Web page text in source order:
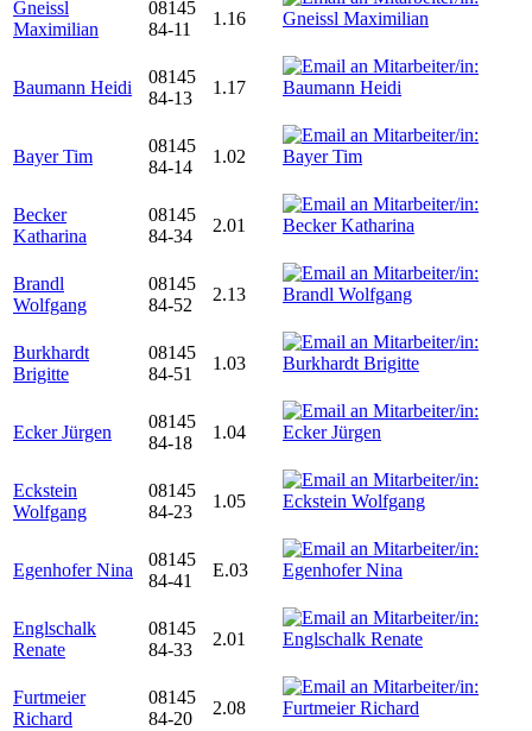
Gneissl
Maximilian
08145
84-11
1.16
Baumann Heidi
08145
84-13
1.17
Bayer Tim
08145
84-14
1.02
Becker
Katharina
08145
84-34
2.01
Brandl
Wolfgang
08145
84-52
2.13
Burkhardt
Brigitte
08145
84-51
1.03
Ecker Jürgen
08145
84-18
1.04
Eckstein
Wolfgang
08145
84-23
1.05
Egenhofer Nina
08145
84-41
E.03
Englschalk
Renate
08145
84-33
2.01
Furtmeier
Richard
08145
84-20
2.08